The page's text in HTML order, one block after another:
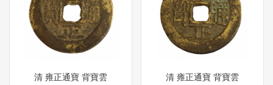
清 雍正通寶 背寶雲 清 雍正通寶 背寶雲